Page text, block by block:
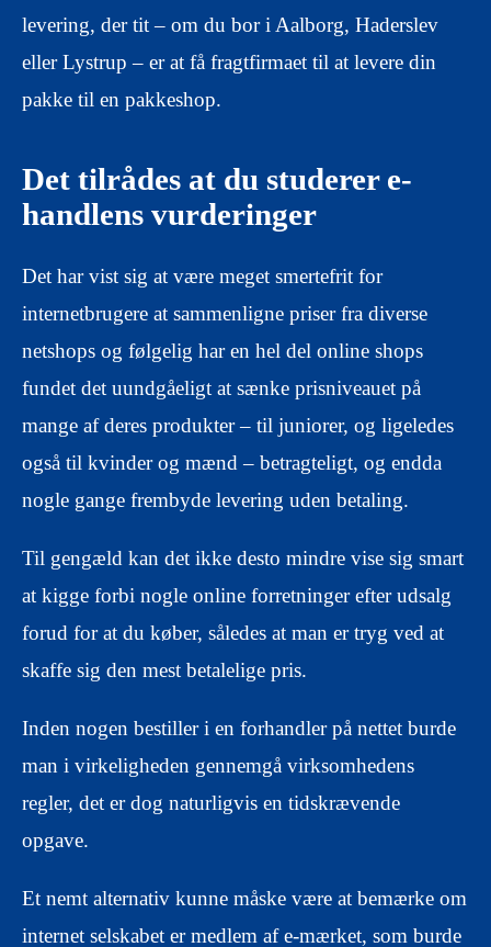
levering, der tit – om du bor i Aalborg, Haderslev
eller Lystrup – er at få fragtfirmaet til at levere din
pakke til en pakkeshop.
Det tilrådes at du studerer e-
handlens vurderinger
Det har vist sig at være meget smertefrit for
internetbrugere at sammenligne priser fra diverse
netshops og følgelig har en hel del online shops
fundet det uundgåeligt at sænke prisniveauet på
mange af deres produkter – til juniorer, og ligeledes
også til kvinder og mænd – betragteligt, og endda
nogle gange frembyde levering uden betaling.
Til gengæld kan det ikke desto mindre vise sig smart
at kigge forbi nogle online forretninger efter udsalg
forud for at du køber, således at man er tryg ved at
skaffe sig den mest betalelige pris.
Inden nogen bestiller i en forhandler på nettet burde
man i virkeligheden gennemgå virksomhedens
regler, det er dog naturligvis en tidskrævende
opgave.
Et nemt alternativ kunne måske være at bemærke om
internet selskabet er medlem af e-mærket, som burde